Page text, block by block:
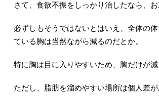
さて、食欲不振をしっかり治したなら、
必ずしもそうではないとはいえ、全体の
ている胸は当然ながら減るのだとか。
特に胸は目に入りやすいため、胸だけが
ただし、脂肪を溜めやすい場所は個人差